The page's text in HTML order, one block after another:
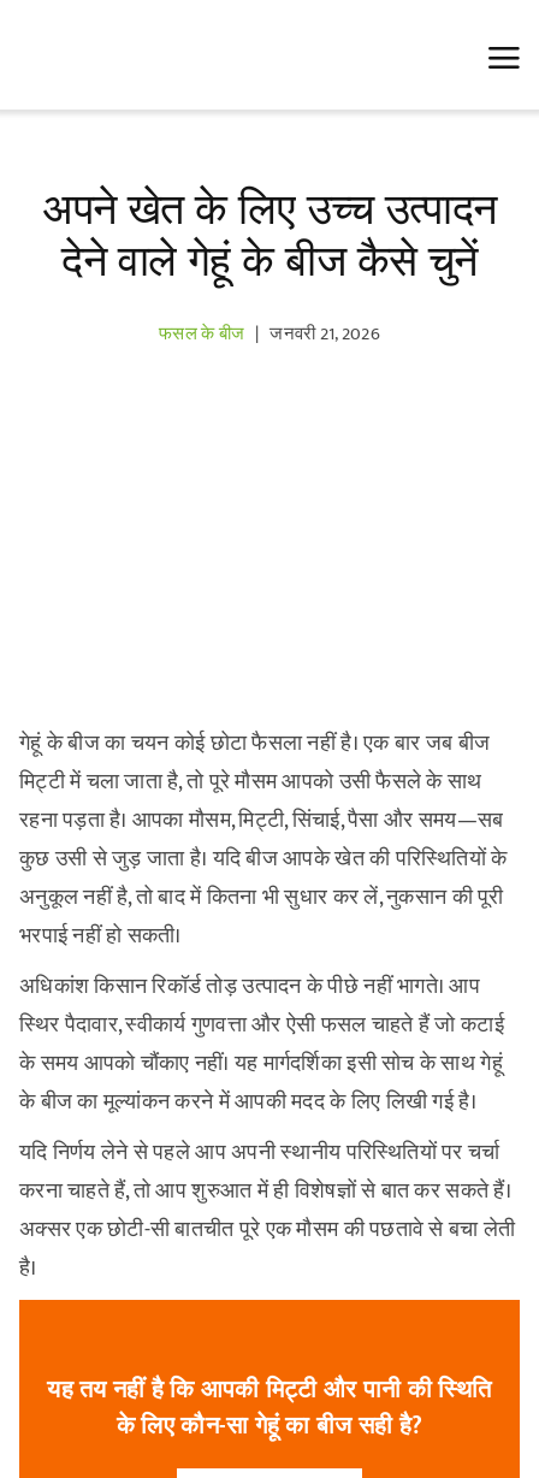
अपने खेत के लिए उच्च उत्पादन
देने वाले गेहूं के बीज कैसे चुनें
फसल के बीज | जनवरी 21, 2026
गेहूं के बीज का चयन कोई छोटा फैसला नहीं है। एक बार जब बीज
मिट्टी में चला जाता है, तो पूरे मौसम आपको उसी फैसले के साथ
रहना पड़ता है। आपका मौसम, मिट्टी, सिंचाई, पैसा और समय—सब
कुछ उसी से जुड़ जाता है। यदि बीज आपके खेत की परिस्थितियों के
अनुकूल नहीं है, तो बाद में कितना भी सुधार कर लें, नुकसान की पूरी
भरपाई नहीं हो सकती।
अधिकांश किसान रिकॉर्ड तोड़ उत्पादन के पीछे नहीं भागते। आप
स्थिर पैदावार, स्वीकार्य गुणवत्ता और ऐसी फसल चाहते हैं जो कटाई
के समय आपको चौंकाए नहीं। यह मार्गदर्शिका इसी सोच के साथ गेहूं
के बीज का मूल्यांकन करने में आपकी मदद के लिए लिखी गई है।
यदि निर्णय लेने से पहले आप अपनी स्थानीय परिस्थितियों पर चर्चा
करना चाहते हैं, तो आप शुरुआत में ही विशेषज्ञों से बात कर सकते हैं।
अक्सर एक छोटी-सी बातचीत पूरे एक मौसम की पछतावे से बचा लेती
है।
यह तय नहीं है कि आपकी मिट्टी और पानी की स्थिति
के लिए कौन-सा गेहूं का बीज सही है?